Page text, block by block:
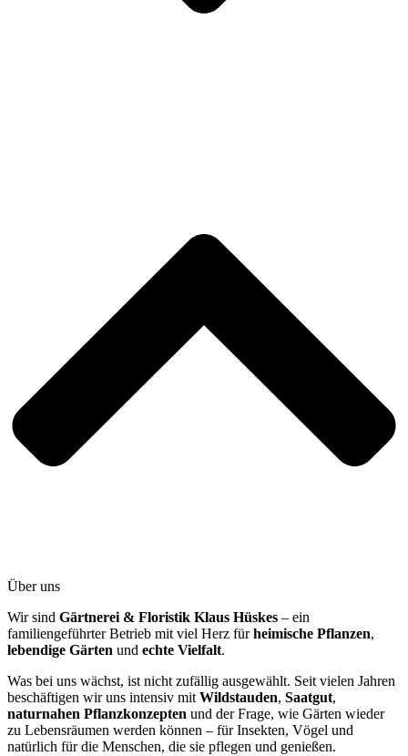
Über uns
Wir sind Gärtnerei & Floristik Klaus Hüskes – ein
familiengeführter Betrieb mit viel Herz fürheimische Pflanzen,
lebendige Gärten und echte Vielfalt.
Was bei uns wächst, ist nicht zufällig ausgewählt. Seit vielen Jahren
beschäftigen wir uns intensiv mit Wildstauden, Saatgut,
naturnahen Pflanzkonzepten und der Frage, wie Gärten wieder
zu Lebensräumen werden können – für Insekten, Vögel und
natürlich für die Menschen, die sie pflegen und genießen.